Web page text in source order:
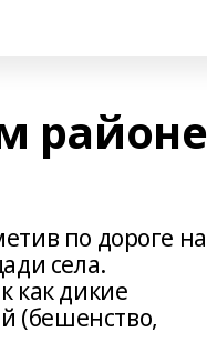
районе
по дороге на
села.
как дикие
(бешенство,